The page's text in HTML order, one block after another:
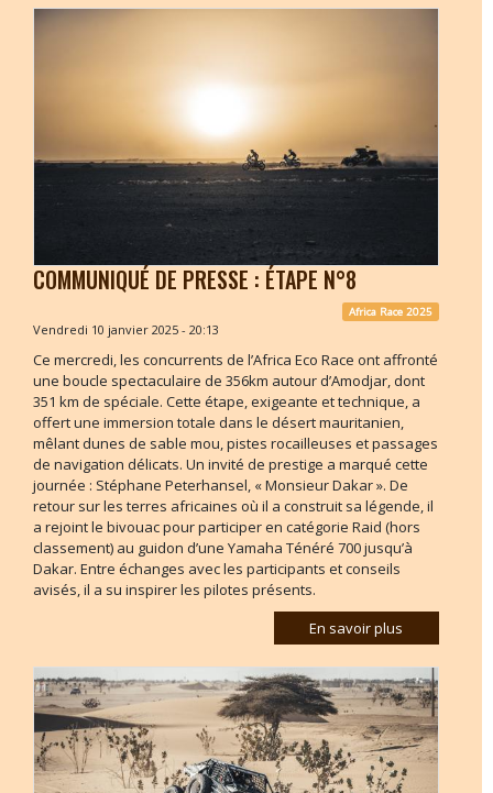
COMMUNIQUÉ DE PRESSE : ÉTAPE N°8
Africa Race 2025
Vendredi 10 janvier 2025 - 20:13
Ce mercredi, les concurrents de l’Africa Eco Race ont affronté
une boucle spectaculaire de 356km autour d’Amodjar, dont
351 km de spéciale. Cette étape, exigeante et technique, a
offert une immersion totale dans le désert mauritanien,
mêlant dunes de sable mou, pistes rocailleuses et passages
de navigation délicats. Un invité de prestige a marqué cette
journée : Stéphane Peterhansel, « Monsieur Dakar ». De
retour sur les terres africaines où il a construit sa légende, il
a rejoint le bivouac pour participer en catégorie Raid (hors
classement) au guidon d’une Yamaha Ténéré 700 jusqu’à
Dakar. Entre échanges avec les participants et conseils
avisés, il a su inspirer les pilotes présents.
En savoir plus